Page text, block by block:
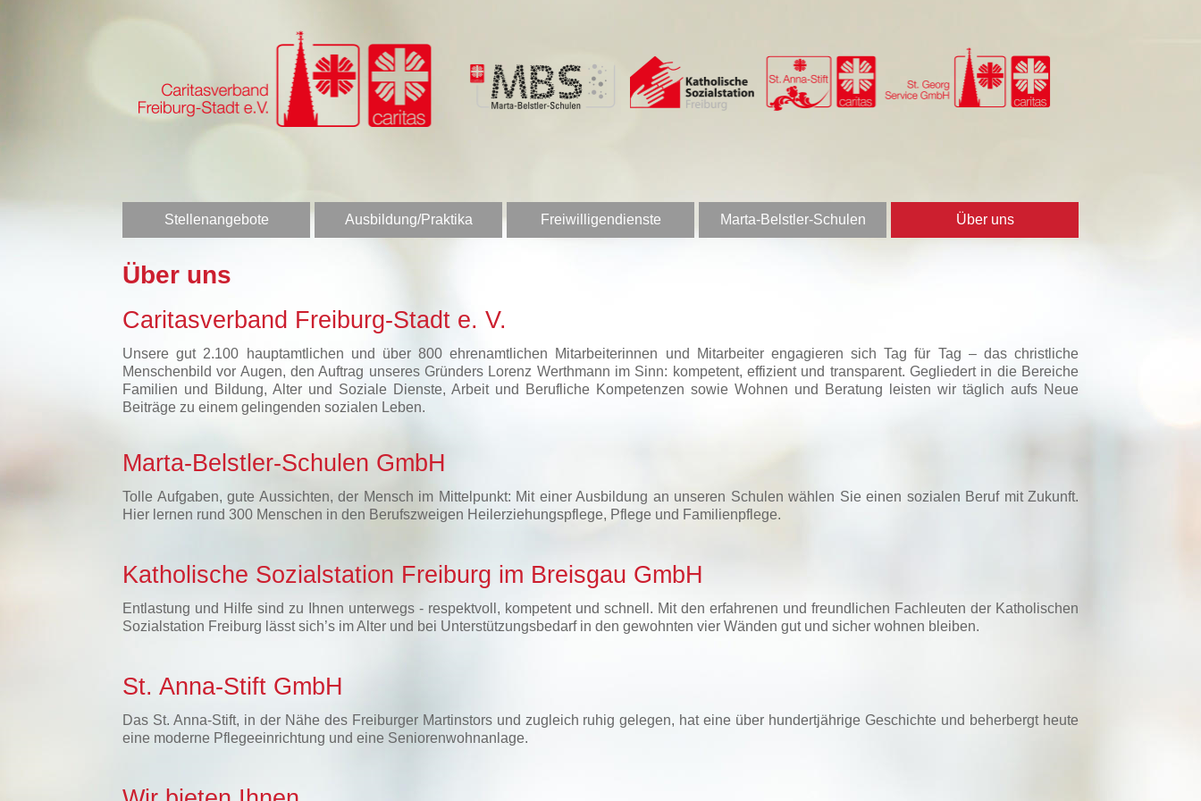
Stellenangebote Ausbildung/Praktika Freiwilligendienste Marta-Belstler-Schulen Über uns
Über uns
Caritasverband Freiburg-Stadt e. V.
Unsere gut 2.100 hauptamtlichen und über 800 ehrenamtlichen Mitarbeiterinnen und Mitarbeiter engagieren sich Tag für Tag – das christliche
Menschenbild vor Augen, den Auftrag unseres Gründers Lorenz Werthmann im Sinn: kompetent, effizient und transparent. Gegliedert in die Bereiche
Familien und Bildung, Alter und Soziale Dienste, Arbeit und Berufliche Kompetenzen sowie Wohnen und Beratung leisten wir täglich aufs Neue
Beiträge zu einem gelingenden sozialen Leben.
Marta-Belstler-Schulen GmbH
Tolle Aufgaben, gute Aussichten, der Mensch im Mittelpunkt: Mit einer Ausbildung an unseren Schulen wählen Sie einen sozialen Beruf mit Zukunft.
Hier lernen rund 300 Menschen in den Berufszweigen Heilerziehungspflege, Pflege und Familienpflege.
Katholische Sozialstation Freiburg im Breisgau GmbH
Entlastung und Hilfe sind zu Ihnen unterwegs - respektvoll, kompetent und schnell. Mit den erfahrenen und freundlichen Fachleuten der Katholischen
Sozialstation Freiburg lässt sich’s im Alter und bei Unterstützungsbedarf in den gewohnten vier Wänden gut und sicher wohnen bleiben.
St. Anna-Stift GmbH
Das St. Anna-Stift, in der Nähe des Freiburger Martinstors und zugleich ruhig gelegen, hat eine über hundertjährige Geschichte und beherbergt heute
eine moderne Pflegeeinrichtung und eine Seniorenwohnanlage.